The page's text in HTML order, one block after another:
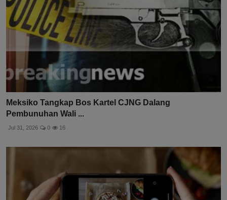
Meksiko Tangkap Bos Kartel CJNG Dalang
Pembunuhan Wali ...
Jul 31, 2026 0 16